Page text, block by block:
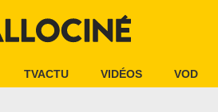
TVACTU VIDÉOS VOD